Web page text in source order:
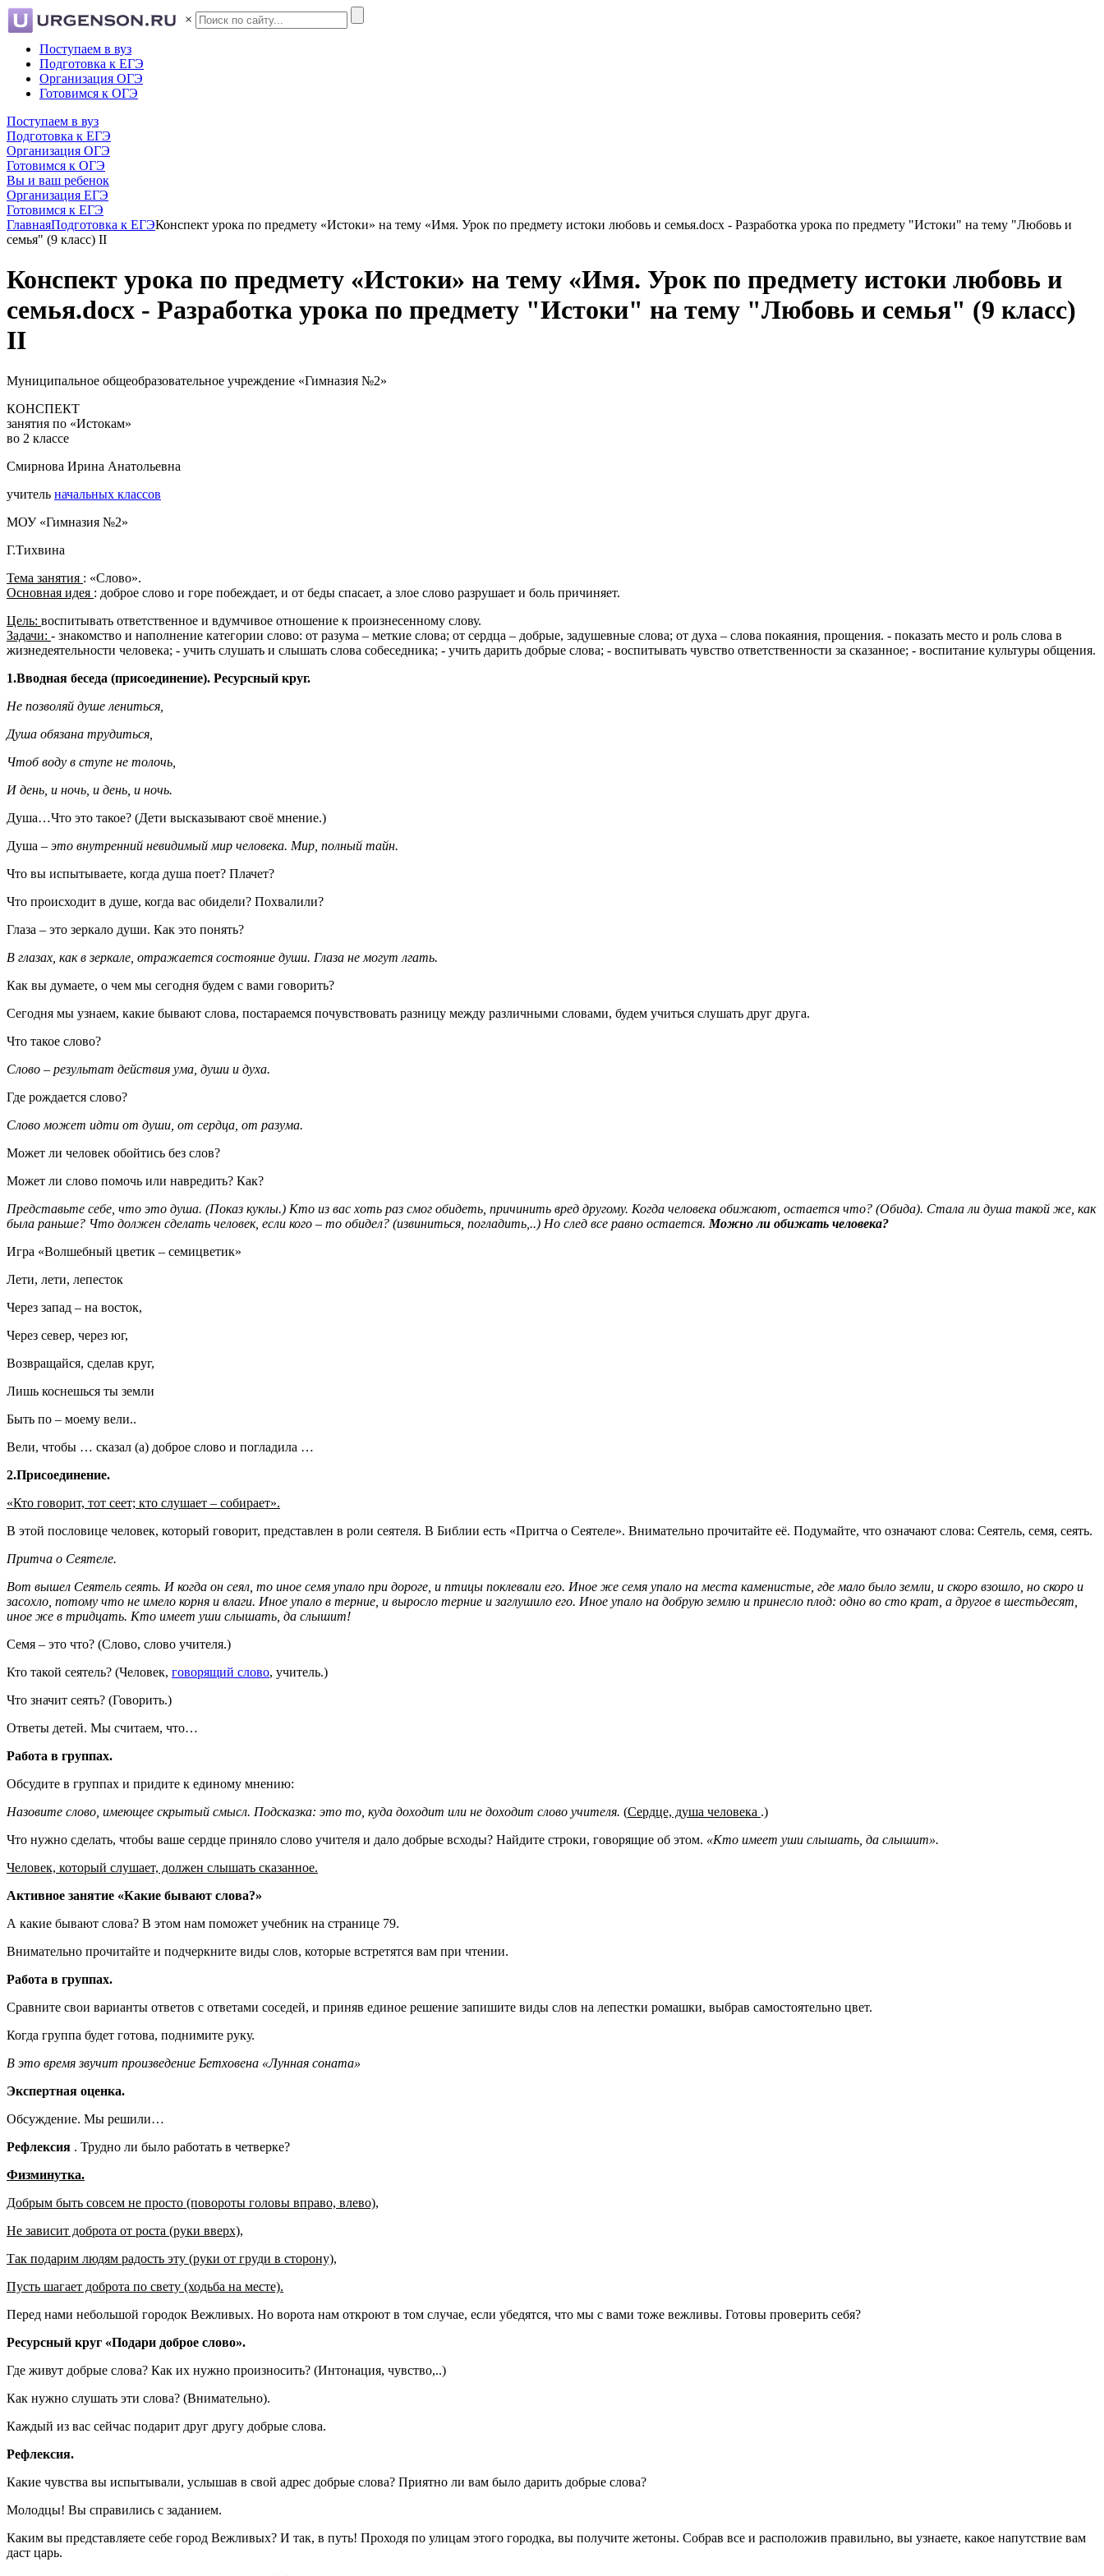
×
Поступаем в вуз
Подготовка к ЕГЭ
Организация ОГЭ
Готовимся к ОГЭ
Поступаем в вуз
Подготовка к ЕГЭ
Организация ОГЭ
Готовимся к ОГЭ
Вы и ваш ребенок
Организация ЕГЭ
Готовимся к ЕГЭ
ГлавнаяПодготовка к ЕГЭКонспект урока по предмету «Истоки» на тему «Имя. Урок по предмету истоки любовь и семья.docx - Разработка урока по предмету "Истоки" на тему "Любовь и
семья" (9 класс) II
Конспект урока по предмету «Истоки» на тему «Имя. Урок по предмету истоки любовь и
семья.docx - Разработка урока по предмету "Истоки" на тему "Любовь и семья" (9 класс)
II
Муниципальное общеобразовательное учреждение «Гимназия №2»
КОНСПЕКТ
занятия по «Истокам»
во 2 классе
Смирнова Ирина Анатольевна
учитель начальных классов
МОУ «Гимназия №2»
Г.Тихвина
Тема занятия : «Слово».
Основная идея : доброе слово и горе побеждает, и от беды спасает, а злое слово разрушает и боль причиняет.
Цель: воспитывать ответственное и вдумчивое отношение к произнесенному слову.
Задачи: - знакомство и наполнение категории слово: от разума – меткие слова; от сердца – добрые, задушевные слова; от духа – слова покаяния, прощения. - показать место и роль слова в
жизнедеятельности человека; - учить слушать и слышать слова собеседника; - учить дарить добрые слова; - воспитывать чувство ответственности за сказанное; - воспитание культуры общения.
1.Вводная беседа (присоединение). Ресурсный круг.
Не позволяй душе лениться,
Душа обязана трудиться,
Чтоб воду в ступе не толочь,
И день, и ночь, и день, и ночь.
Душа…Что это такое? (Дети высказывают своё мнение.)
Душа – это внутренний невидимый мир человека. Мир, полный тайн.
Что вы испытываете, когда душа поет? Плачет?
Что происходит в душе, когда вас обидели? Похвалили?
Глаза – это зеркало души. Как это понять?
В глазах, как в зеркале, отражается состояние души. Глаза не могут лгать.
Как вы думаете, о чем мы сегодня будем с вами говорить?
Сегодня мы узнаем, какие бывают слова, постараемся почувствовать разницу между различными словами, будем учиться слушать друг друга.
Что такое слово?
Слово – результат действия ума, души и духа.
Где рождается слово?
Слово может идти от души, от сердца, от разума.
Может ли человек обойтись без слов?
Может ли слово помочь или навредить? Как?
Представьте себе, что это душа. (Показ куклы.) Кто из вас хоть раз смог обидеть, причинить вред другому. Когда человека обижают, остается что? (Обида). Стала ли душа такой же, как
была раньше? Что должен сделать человек, если кого – то обидел? (извиниться, погладить,..) Но след все равно остается. Можно ли обижать человека?
Игра «Волшебный цветик – семицветик»
Лети, лети, лепесток
Через запад – на восток,
Через север, через юг,
Возвращайся, сделав круг,
Лишь коснешься ты земли
Быть по – моему вели..
Вели, чтобы … сказал (а) доброе слово и погладила …
2.Присоединение.
«Кто говорит, тот сеет; кто слушает – собирает».
В этой пословице человек, который говорит, представлен в роли сеятеля. В Библии есть «Притча о Сеятеле». Внимательно прочитайте её. Подумайте, что означают слова: Сеятель, семя, сеять.
Притча о Сеятеле.
Вот вышел Сеятель сеять. И когда он сеял, то иное семя упало при дороге, и птицы поклевали его. Иное же семя упало на места каменистые, где мало было земли, и скоро взошло, но скоро и
засохло, потому что не имело корня и влаги. Иное упало в терние, и выросло терние и заглушило его. Иное упало на добрую землю и принесло плод: одно во сто крат, а другое в шестьдесят,
иное же в тридцать. Кто имеет уши слышать, да слышит!
Семя – это что? (Слово, слово учителя.)
Кто такой сеятель? (Человек, говорящий слово, учитель.)
Что значит сеять? (Говорить.)
Ответы детей. Мы считаем, что…
Работа в группах.
Обсудите в группах и придите к единому мнению:
Назовите слово, имеющее скрытый смысл. Подсказка: это то, куда доходит или не доходит слово учителя. (Сердце, душа человека .)
Что нужно сделать, чтобы ваше сердце приняло слово учителя и дало добрые всходы? Найдите строки, говорящие об этом. «Кто имеет уши слышать, да слышит».
Человек, который слушает, должен слышать сказанное.
Активное занятие «Какие бывают слова?»
А какие бывают слова? В этом нам поможет учебник на странице 79.
Внимательно прочитайте и подчеркните виды слов, которые встретятся вам при чтении.
Работа в группах.
Сравните свои варианты ответов с ответами соседей, и приняв единое решение запишите виды слов на лепестки ромашки, выбрав самостоятельно цвет.
Когда группа будет готова, поднимите руку.
В это время звучит произведение Бетховена «Лунная соната»
Экспертная оценка.
Обсуждение. Мы решили…
Рефлексия . Трудно ли было работать в четверке?
Физминутка.
Добрым быть совсем не просто (повороты головы вправо, влево),
Не зависит доброта от роста (руки вверх),
Так подарим людям радость эту (руки от груди в сторону),
Пусть шагает доброта по свету (ходьба на месте).
Перед нами небольшой городок Вежливых. Но ворота нам откроют в том случае, если убедятся, что мы с вами тоже вежливы. Готовы проверить себя?
Ресурсный круг «Подари доброе слово».
Где живут добрые слова? Как их нужно произносить? (Интонация, чувство,..)
Как нужно слушать эти слова? (Внимательно).
Каждый из вас сейчас подарит друг другу добрые слова.
Рефлексия.
Какие чувства вы испытывали, услышав в свой адрес добрые слова? Приятно ли вам было дарить добрые слова?
Молодцы! Вы справились с заданием.
Каким вы представляете себе город Вежливых? И так, в путь! Проходя по улицам этого городка, вы получите жетоны. Собрав все и расположив правильно, вы узнаете, какое напутствие вам
даст царь.